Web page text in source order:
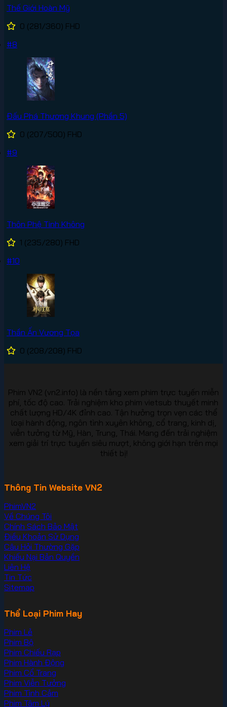
Thế Giới Hoàn Mỹ
0 (281/360) FHD
#8
Đấu Phá Thương Khung (Phần 5)
0 (207/500) FHD
#9
Thôn Phệ Tinh Không
1 (235/280) FHD
#10
Thần Ấn Vương Tọa
0 (208/208) FHD
Phim VN2 (vn2.info) là nền tảng xem phim trực tuyến miễn
phí, tốc độ cao. Trải nghiệm kho phim vietsub thuyết minh
chất lượng HD/4K đỉnh cao. Tận hưởng trọn vẹn các thể
loại hành động, ngôn tình xuyên không, cổ trang, kinh dị,
viễn tưởng từ Mỹ, Hàn, Trung, Thái. Mang đến trải nghiệm
xem giải trí trực tuyến siêu mượt, không giới hạn trên mọi
thiết bị!
Thông Tin Website VN2
PhimVN2
Về Chúng Tôi
Chính Sách Bảo Mật
Điều Khoản Sử Dụng
Câu Hỏi Thường Gặp
Khiếu Nại Bản Quyền
Liên Hệ
Tin Tức
Sitemap
Thể Loại Phim Hay
Phim Lẻ
Phim Bộ
Phim Chiếu Rạp
Phim Hành Động
Phim Cổ Trang
Phim Viễn Tưởng
Phim Tình Cảm
Phim Tâm Lý